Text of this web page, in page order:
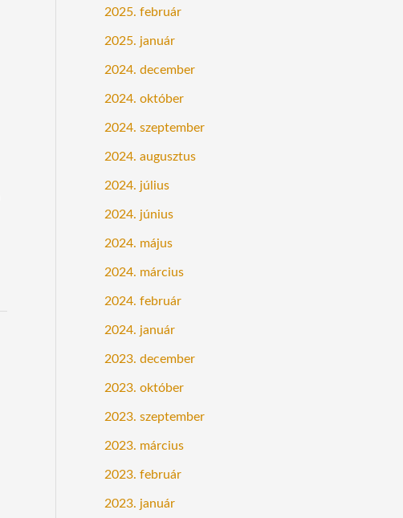
2025. február
2025. január
2024. december
2024. október
2024. szeptember
2024. augusztus
2024. július
2024. június
2024. május
2024. március
2024. február
2024. január
2023. december
2023. október
2023. szeptember
2023. március
2023. február
2023. január